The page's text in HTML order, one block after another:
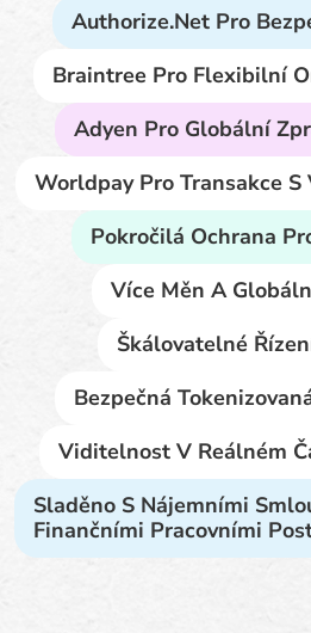
Authorize.net Pro
Braintree Pro Flexibilní
Adyen Pro Globální
Worldpay Pro Transakce S
Pokročilá Ochrana
Více Měn A
Škálovatelné
Bezpečná
Viditelnost V Reálném
Sladěno S Nájemními
Finančními Pracovními